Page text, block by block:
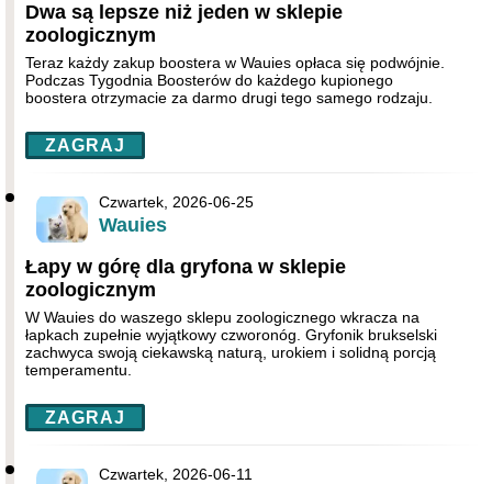
Dwa są lepsze niż jeden w sklepie
zoologicznym
Teraz każdy zakup boostera w Wauies opłaca się podwójnie.
Podczas Tygodnia Boosterów do każdego kupionego
boostera otrzymacie za darmo drugi tego samego rodzaju.
ZAGRAJ
Czwartek, 2026-06-25
Wauies
Łapy w górę dla gryfona w sklepie
zoologicznym
W Wauies do waszego sklepu zoologicznego wkracza na
łapkach zupełnie wyjątkowy czworonóg. Gryfonik brukselski
zachwyca swoją ciekawską naturą, urokiem i solidną porcją
temperamentu.
ZAGRAJ
Czwartek, 2026-06-11